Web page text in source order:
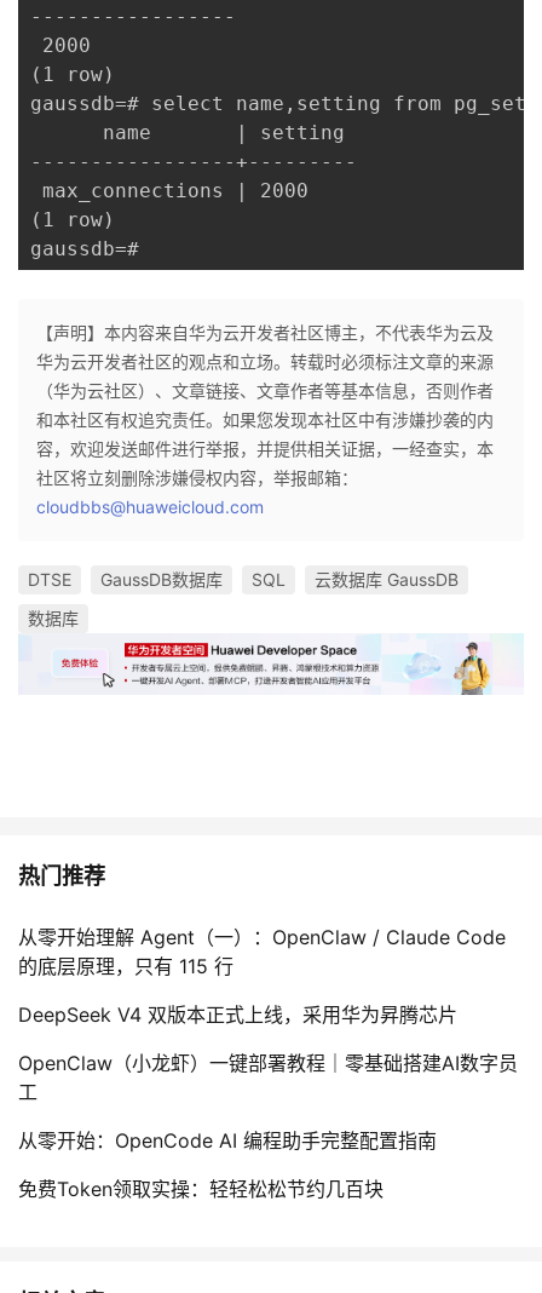
-----------------
2000
(1 row)
gaussdb=# select name,setting from
      name       | setting
-----------------+---------
max_connections | 2000
(1 row)
gaussdb=#
【声明】本内容来自华为云开发者社区博主，不代表华为云及
华为云开发者社区的观点和立场。转载时必须标注文章的来源
（华为云社区）、文章链接、文章作者等基本信息，否则作者
和本社区有权追究责任。如果您发现本社区中有涉嫌抄袭的内
容，欢迎发送邮件进行举报，并提供相关证据，一经查实，本
社区将立刻删除涉嫌侵权内容，举报邮箱：
cloudbbs@huaweicloud.com
DTSE GaussDB数据库 SQL
云数据库 GaussDB
数据库
热门推荐
从零开始理解 Agent（一）：OpenClaw / Claude Code
的底层原理，只有 115 行
DeepSeek V4 双版本正式上线，采用华为昇腾芯片
OpenClaw（小龙虾）一键部署教程｜零基础搭建AI数字员
工
从零开始：OpenCode AI 编程助手完整配置指南
免费Token领取实操：轻轻松松节约几百块